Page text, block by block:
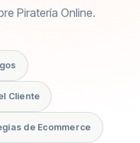
Piratería Online.
Cliente
de Ecommerce